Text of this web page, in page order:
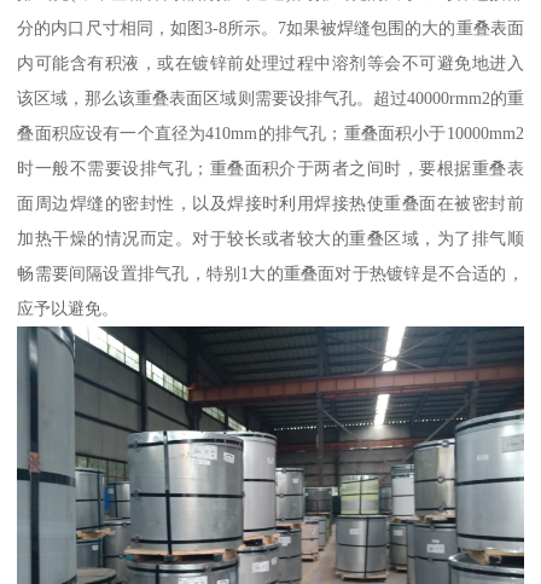
分的内口尺寸相同，如图3-8所示。7如果被焊缝包围的大的重叠表面
内可能含有积液，或在镀锌前处理过程中溶剂等会不可避免地进入
该区域，那么该重叠表面区域则需要设排气孔。超过40000rmm2的重
叠面积应设有一个直径为410mm的排气孔；重叠面积小于10000mm2
时一般不需要设排气孔；重叠面积介于两者之间时，要根据重叠表
面周边焊缝的密封性，以及焊接时利用焊接热使重叠面在被密封前
加热干燥的情况而定。对于较长或者较大的重叠区域，为了排气顺
畅需要间隔设置排气孔，特别1大的重叠面对于热镀锌是不合适的，
应予以避免。